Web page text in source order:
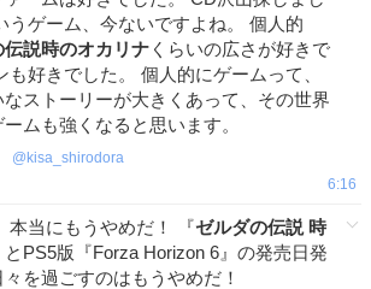
うゲーム、今ないですよね。 個人的
伝説時のオカリナ くらいの広さが好きで
も好きでした。 個人的にゲームって、
ストーリーが大きくあって、その世界
ムも強くなると思います。
@ kisa_shirodora
6:16
本当にもうやめだ！ 『ゼルダの伝説 時
とPS5版『Forza Horizon 6』の発売日発
を過ごすのはもうやめだ！